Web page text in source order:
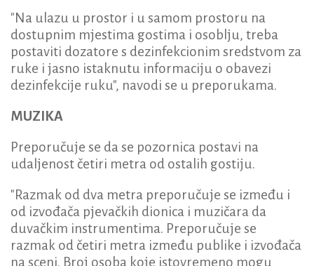
"Na ulazu u prostor i u samom prostoru na
dostupnim mjestima gostima i osoblju, treba
postaviti dozatore s dezinfekcionim sredstvom za
ruke i jasno istaknutu informaciju o obavezi
dezinfekcije ruku", navodi se u preporukama.
MUZIKA
Preporučuje se da se pozornica postavi na
udaljenost četiri metra od ostalih gostiju.
"Razmak od dva metra preporučuje se između i
od izvođača pjevačkih dionica i muzičara da
duvačkim instrumentima. Preporučuje se
razmak od četiri metra između publike i izvođača
na sceni. Broj osoba koje istovremeno mogu